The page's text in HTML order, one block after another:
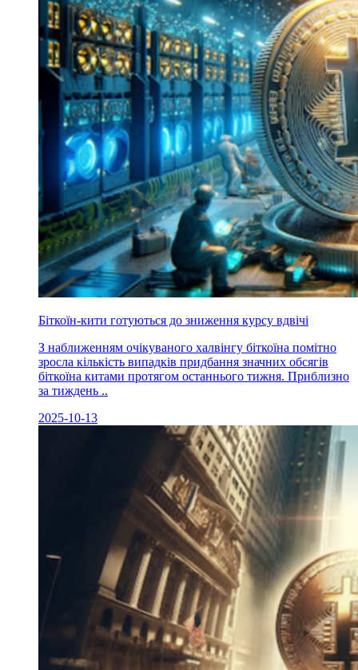
Біткоїн-кити готуються до зниження курсу вдвічі
З наближенням очікуваного халвінгу біткоїна помітно
зросла кількість випадків придбання значних обсягів
біткоїна китами протягом останнього тижня. Приблизно
за тиждень ..
2025-10-13